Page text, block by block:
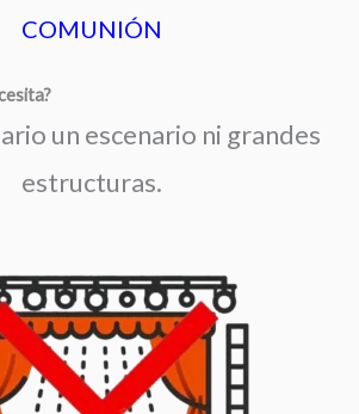
COMUNIÓN
un escenario ni grandes
estructuras.